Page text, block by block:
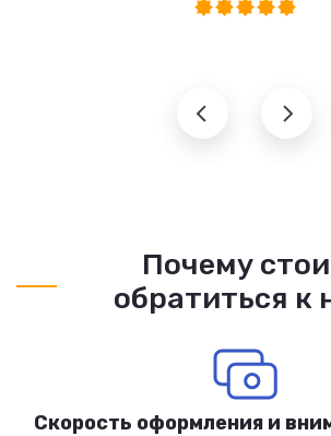
Почему
обратиться к
Скорость оформления и